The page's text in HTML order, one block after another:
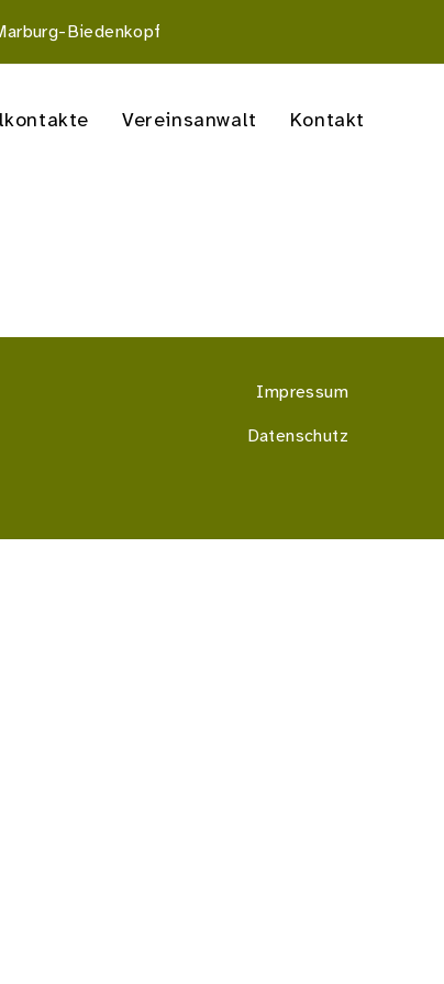
Biedenkopf
Vereinsanwalt Kontakt
Impressum
Datenschutz